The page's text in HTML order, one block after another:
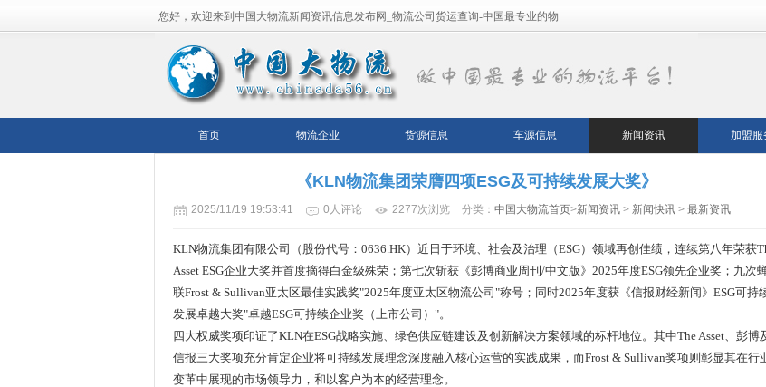
您好，欢迎来到中国大物流新闻资讯信息发布网_物流公司货运查询-中国最专业的物
流平台！
首页 物流企业 货源信息 车源信息 新闻资讯 加盟服
《KLN物流集团荣膺四项ESG及可持续发展大奖》
2025/11/19 19:53:41 0人评论 2277次浏览 分类： 中国大物流首页>新闻资讯 > 新闻快讯 > 最新资讯
KLN物流集团有限公司（股份代号：0636.HK）近日于环境、社会及治理（ESG）领域再创佳绩，连续第八年荣获
Asset ESG企业大奖并首度摘得白金级殊荣；第七次斩获《彭博商业周刊/中文版》2025年度ESG领先企业奖；九次
联Frost & Sullivan亚太区最佳实践奖"2025年度亚太区物流公司"称号；同时2025年度获《信报财经新闻》ESG可持
发展卓越大奖"卓越ESG可持续企业奖（上市公司）"。
四大权威奖项印证了KLN在ESG战略实施、绿色供应链建设及创新解决方案领域的标杆地位。其中The Asset、彭博
信报三大奖项充分肯定企业将可持续发展理念深度融入核心运营的实践成果，而Frost & Sullivan奖项则彰显其在行
变革中展现的市场领导力，和以客户为本的经营理念。